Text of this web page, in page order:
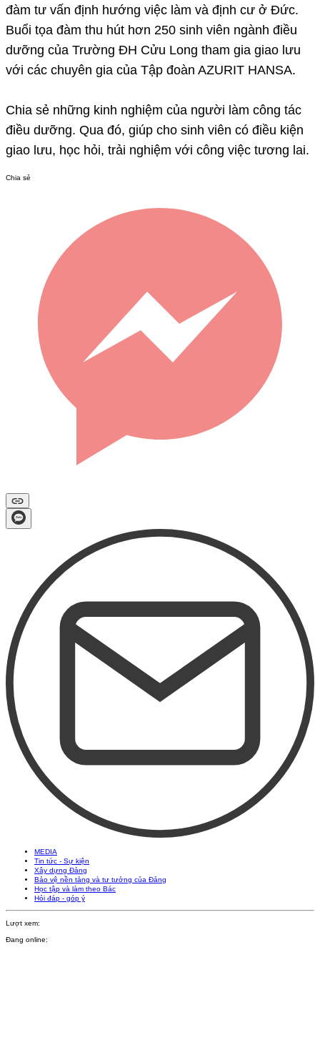
đàm tư vấn định hướng việc làm và định cư ở Đức.
Buổi tọa đàm thu hút hơn 250 sinh viên ngành điều
dưỡng của Trường ĐH Cửu Long tham gia giao lưu
với các chuyên gia của Tập đoàn AZURIT HANSA.
Chia sẻ những kinh nghiệm của người làm công tác
điều dưỡng. Qua đó, giúp cho sinh viên có điều kiện
giao lưu, học hỏi, trải nghiệm với công việc tương lai. ​
Chia sẻ
MEDIA
Tin tức - Sự kiện
Xây dựng Đảng
Bảo vệ nền tảng và tư tưởng của Đảng
Học tập và làm theo Bác
Hỏi đáp - góp ý
Lượt xem:
Đang online: